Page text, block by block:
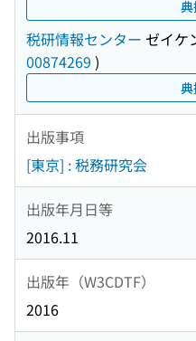
税研情報センター ゼイケ
00874269 )
出版事項
[東京] : 税務研究会
出版年月日等
2016.11
出版年（W3CDTF）
2016